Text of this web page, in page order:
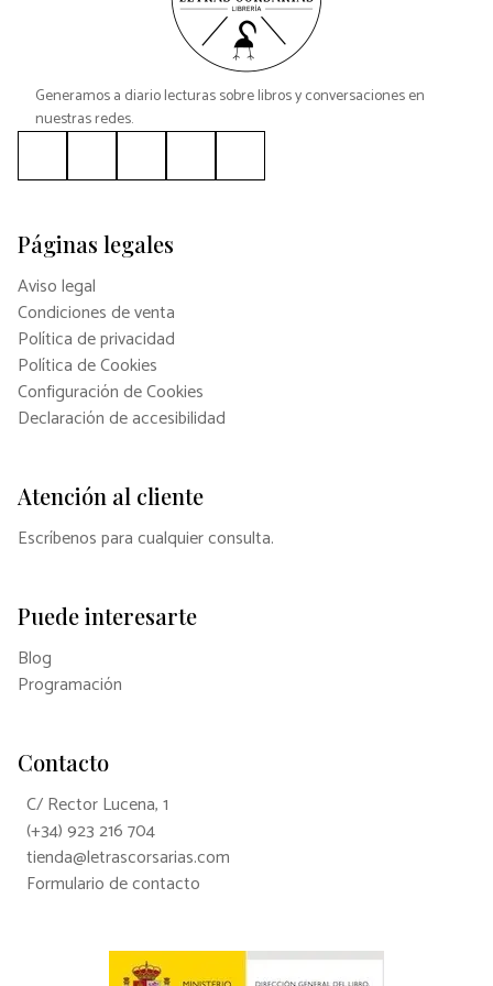
Generamos a diario lecturas sobre libros y conversaciones en
nuestras redes.
Páginas legales
Aviso legal
Condiciones de venta
Política de privacidad
Política de Cookies
Configuración de Cookies
Declaración de accesibilidad
Atención al cliente
Escríbenos para cualquier consulta.
Puede interesarte
Blog
Programación
Contacto
C/ Rector Lucena, 1
(+34) 923 216 704
tienda@letrascorsarias.com
Formulario de contacto